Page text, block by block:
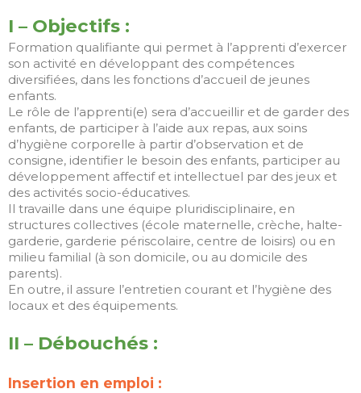
février 2026
mai 2024
janvier 2024
juin 2022
novembre 2019
juillet 2019
juin 2019
mai 2019
I – Objectifs :
Formation qualifiante qui permet à l’apprenti d’exercer
son activité en développant des compétences
diversifiées, dans les fonctions d’accueil de jeunes
enfants.
Le rôle de l’apprenti(e) sera d’accueillir et de garder des
enfants, de participer à l’aide aux repas, aux soins
d’hygiène corporelle à partir d’observation et de
consigne, identifier le besoin des enfants, participer au
développement affectif et intellectuel par des jeux et
des activités socio-éducatives.
Il travaille dans une équipe pluridisciplinaire, en
structures collectives (école maternelle, crèche, halte-
garderie, garderie périscolaire, centre de loisirs) ou en
milieu familial (à son domicile, ou au domicile des
parents).
En outre, il assure l’entretien courant et l’hygiène des
locaux et des équipements.
II – Débouchés :
Insertion en emploi :